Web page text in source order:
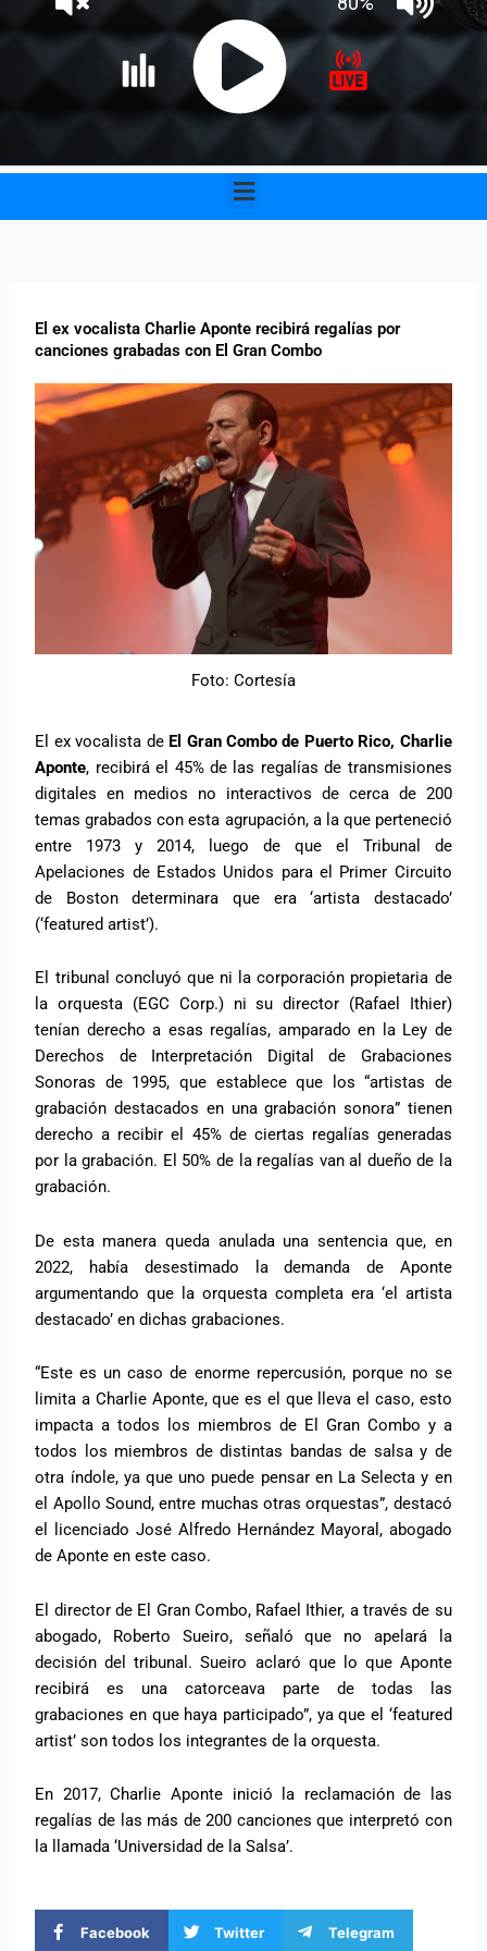
Menu
El ex vocalista Charlie Aponte recibirá regalías por
canciones grabadas con El Gran Combo
Foto: Cortesía
El ex vocalista de El Gran Combo de Puerto Rico, Charlie
Aponte, recibirá el 45% de las regalías de transmisiones
digitales en medios no interactivos de cerca de 200
temas grabados con esta agrupación, a la que perteneció
entre 1973 y 2014, luego de que el Tribunal de
Apelaciones de Estados Unidos para el Primer Circuito
de Boston determinara que era ‘artista destacado’
(‘featured artist’).
El tribunal concluyó que ni la corporación propietaria de
la orquesta (EGC Corp.) ni su director (Rafael Ithier)
tenían derecho a esas regalías, amparado en la Ley de
Derechos de Interpretación Digital de Grabaciones
Sonoras de 1995, que establece que los “artistas de
grabación destacados en una grabación sonora” tienen
derecho a recibir el 45% de ciertas regalías generadas
por la grabación. El 50% de la regalías van al dueño de la
grabación.
De esta manera queda anulada una sentencia que, en
2022, había desestimado la demanda de Aponte
argumentando que la orquesta completa era ‘el artista
destacado’ en dichas grabaciones.
“Este es un caso de enorme repercusión, porque no se
limita a Charlie Aponte, que es el que lleva el caso, esto
impacta a todos los miembros de El Gran Combo y a
todos los miembros de distintas bandas de salsa y de
otra índole, ya que uno puede pensar en La Selecta y en
el Apollo Sound, entre muchas otras orquestas”, destacó
el licenciado José Alfredo Hernández Mayoral, abogado
de Aponte en este caso.
El director de El Gran Combo, Rafael Ithier, a través de su
abogado, Roberto Sueiro, señaló que no apelará la
decisión del tribunal. Sueiro aclaró que lo que Aponte
recibirá es una catorceava parte de todas las
grabaciones en que haya participado”, ya que el ‘featured
artist’ son todos los integrantes de la orquesta.
En 2017, Charlie Aponte inició la reclamación de las
regalías de las más de 200 canciones que interpretó con
la llamada ‘Universidad de la Salsa’.
Facebook Twitter Telegram